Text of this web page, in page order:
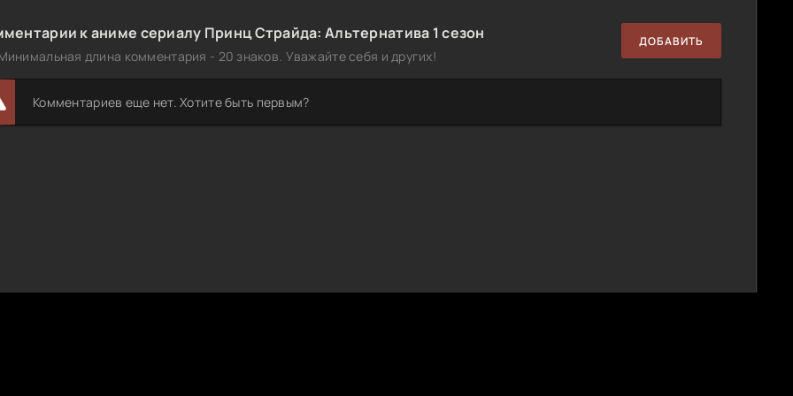
к аниме сериалу Принц Страйда: Альтернатива 1 сезон
длина комментария - 20 знаков. Уважайте себя и других!
ДОБАВИТЬ
Комментариев еще нет. Хотите быть первым?